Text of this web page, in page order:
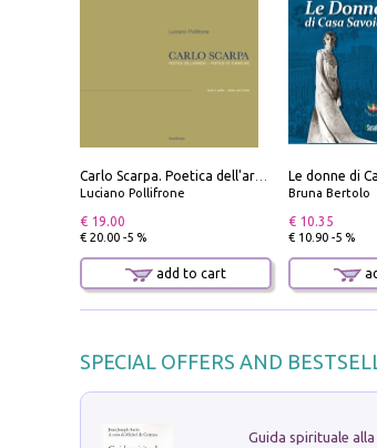
Luciano Pollifrone
€ 19.00
€ 20.00 -5 %
add to cart
Le donne di
Bruna Bertolo
€ 10.35
€ 10.90 -5 %
SPECIAL OFFERS AND
Guida spirituale